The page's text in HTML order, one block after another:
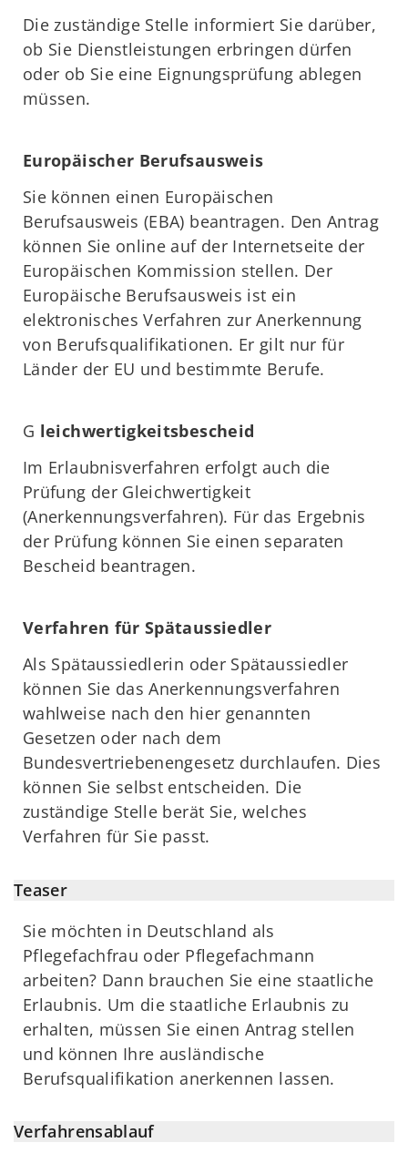
Die zuständige Stelle informiert Sie darüber,
ob Sie Dienstleistungen erbringen dürfen
oder ob Sie eine Eignungsprüfung ablegen
müssen.
Europäischer Berufsausweis
Sie können einen Europäischen
Berufsausweis (EBA) beantragen. Den Antrag
können Sie online auf der Internetseite der
Europäischen Kommission stellen. Der
Europäische Berufsausweis ist ein
elektronisches Verfahren zur Anerkennung
von Berufsqualifikationen. Er gilt nur für
Länder der EU und bestimmte Berufe.
G leichwertigkeitsbescheid
Im Erlaubnisverfahren erfolgt auch die
Prüfung der Gleichwertigkeit
(Anerkennungsverfahren). Für das Ergebnis
der Prüfung können Sie einen separaten
Bescheid beantragen.
Verfahren für Spätaussiedler
Als Spätaussiedlerin oder Spätaussiedler
können Sie das Anerkennungsverfahren
wahlweise nach den hier genannten
Gesetzen oder nach dem
Bundesvertriebenengesetz durchlaufen. Dies
können Sie selbst entscheiden. Die
zuständige Stelle berät Sie, welches
Verfahren für Sie passt.
Teaser
Sie möchten in Deutschland als
Pflegefachfrau oder Pflegefachmann
arbeiten? Dann brauchen Sie eine staatliche
Erlaubnis. Um die staatliche Erlaubnis zu
erhalten, müssen Sie einen Antrag stellen
und können Ihre ausländische
Berufsqualifikation anerkennen lassen.
Verfahrensablauf